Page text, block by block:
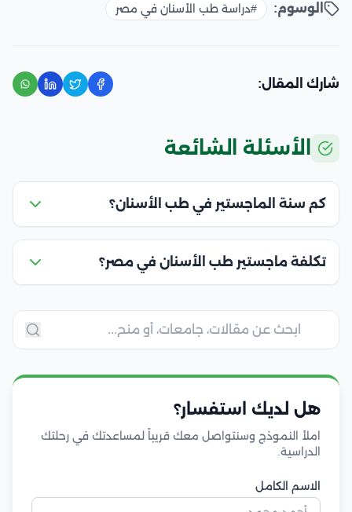
الوسوم: #دراسة طب الأسنان في مصر
شارك المقال:
الأسئلة الشائعة
كم سنة الماجستير في طب الأسنان؟
تكلفة ماجستير طب الأسنان في مصر؟
هل لديك استفسار؟
املأ النموذج وسنتواصل معك قريباً لمساعدتك في رحلتك
الدراسية.
الاسم الكامل